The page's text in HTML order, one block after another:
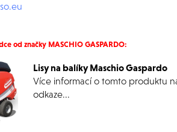
od značky MASCHIO GASPARDO:
Lisy na balíky Maschio Gaspardo
Více informací o tomto produktu
odkaze...